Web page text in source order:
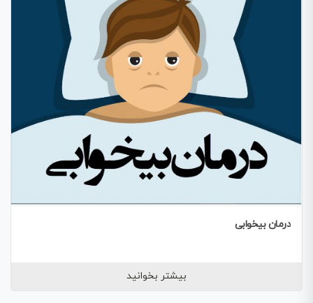
درمان بیخوابی
بیشتر بخوانید